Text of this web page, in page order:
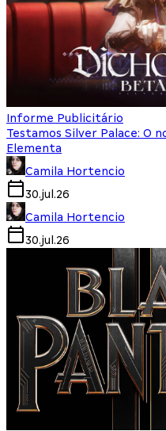
Informe Publicitário
Testamos Silver Palace: O
Elementa
Camila Hortencio
30.jul.26
Camila Hortencio
30.jul.26